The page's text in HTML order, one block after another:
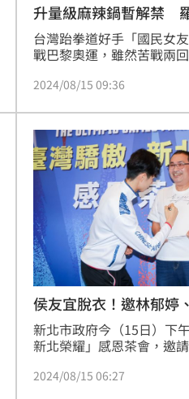
升量級麻辣鍋暫解禁
出
台灣跆拳道好手「國民女
戰巴黎奧運，雖然苦戰兩
增加的肌肉量，未來將提
15日她出席新北市奧運國
目前就是先養傷，不過最
開賽就會回歸。
2024/08/15 09:36
侯友宜脫衣！邀林郁婷
新北市政府今（15日）下
新北榮耀」感恩茶會，邀
箭選手雷千瑩、湯智鈞、
2024/08/15 06:27